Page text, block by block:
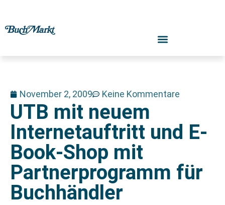
November 2, 2009 Keine Kommentare
UTB mit neuem
Internetauftritt und E-
Book-Shop mit
Partnerprogramm für
Buchhändler